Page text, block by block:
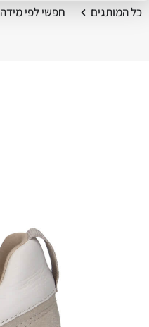
כל המותגים חפשי לפי מידה